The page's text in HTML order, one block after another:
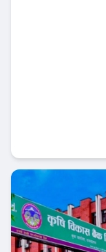
बैंक-वित्त